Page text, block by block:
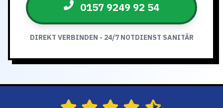
0157 9249 92 54
DIREKT VERBINDEN - 24/7 NOTDIENST SANITÄR